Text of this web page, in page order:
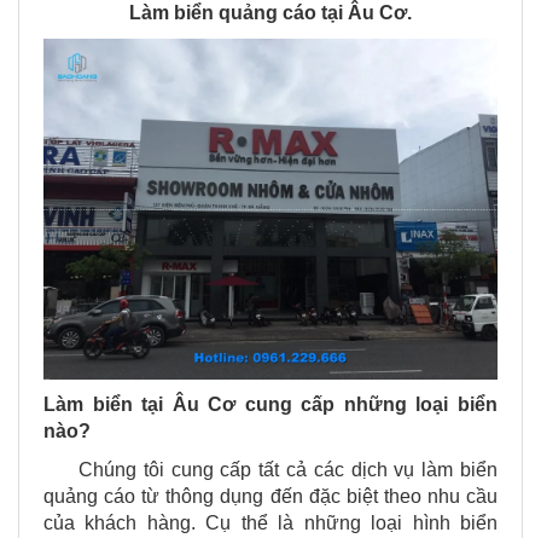
Làm biển quảng cáo tại Âu Cơ.
Làm biển tại Âu Cơ cung cấp những loại biển
nào?
Chúng tôi cung cấp tất cả các dịch vụ làm biển
quảng cáo từ thông dụng đến đặc biệt theo nhu cầu
của khách hàng. Cụ thể là những loại hình biển